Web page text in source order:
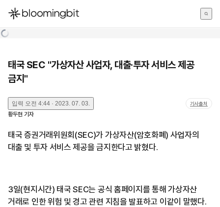
한국어
태국 SEC "가상자산 사업자, 대출·투자 서비스 제공
금지"
입력 오전 4:44 · 2023. 07. 03. 기사출처
황두현 기자
태국 증권거래위원회(SEC)가 가상자산(암호화폐) 사업자의
대출 및 투자 서비스 제공을 금지한다고 밝혔다.
3일(현지시간) 태국 SEC는 공식 홈페이지를 통해 가상자산
거래로 인한 위험 및 경고 관련 지침을 발표하고 이같이 말했다.